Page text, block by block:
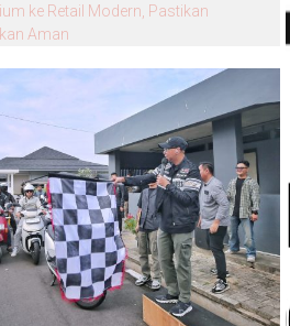
Mengaku Diancam Tetangga